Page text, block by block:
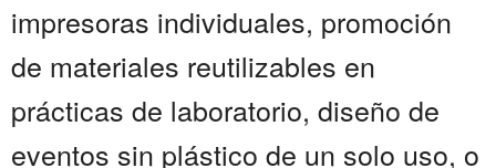
impresoras individuales, promoción
de materiales reutilizables en
prácticas de laboratorio, diseño de
eventos sin plástico de un solo uso, o